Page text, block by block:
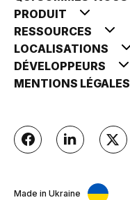
PRODUIT
RESSOURCES
LOCALISATIONS
DÉVELOPPEURS
MENTIONS
Made in Ukraine